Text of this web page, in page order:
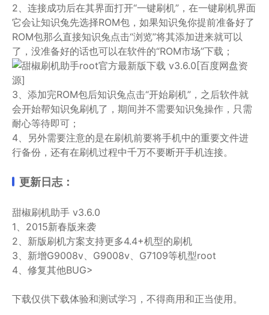
2、连接成功后在其界面打开“一键刷机”，在一键刷机界面
它会让知识兔先选择ROM包，如果知识兔你提前准备好了
ROM包那么直接知识兔点击“浏览”将其添加进来就可以
了，没准备好的话也可以在软件的“ROM市场”下载；
3、添加完ROM包后知识兔点击“开始刷机”，之后软件就
会开始帮知识兔刷机了，期间并不需要知识兔操作，只需
耐心等待即可；
4、另外需要注意的是在刷机前要将手机中的重要文件进
行备份，还有在刷机过程中千万不要断开手机连接。
更新日志：
甜椒刷机助手 v3.6.0
1、2015新春版来袭
2、新版刷机方案支持更多4.4+机型的刷机
3、新增G9008v、G9008v、G7109等机型root
4、修复其他BUG>
下载仅供下载体验和测试学习，不得商用和正当使用。